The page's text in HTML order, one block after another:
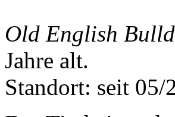
Old English
Jahre alt.
Standort: seit